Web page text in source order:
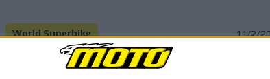
World Superbike 11/2/
MOTUL WSBK 2026: Αυτοί είναι οι